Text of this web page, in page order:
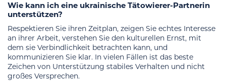
Wie kann ich eine ukrainische Tätowierer-Partnerin
unterstützen?
Respektieren Sie ihren Zeitplan, zeigen Sie echtes Interesse
an ihrer Arbeit, verstehen Sie den kulturellen Ernst, mit
dem sie Verbindlichkeit betrachten kann, und
kommunizieren Sie klar. In vielen Fällen ist das beste
Zeichen von Unterstützung stabiles Verhalten und nicht
großes Versprechen.